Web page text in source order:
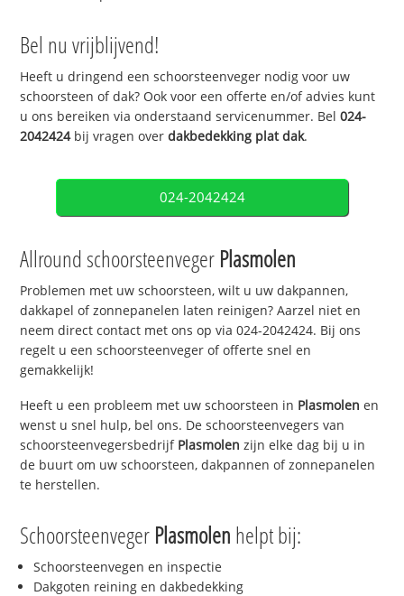
Bel nu vrijblijvend!
Heeft u dringend een schoorsteenveger nodig voor uw
schoorsteen of dak? Ook voor een offerte en/of advies kunt
u ons bereiken via onderstaand servicenummer. Bel024-
2042424bij vragen overdakbedekking plat dak.
024-2042424
Allround schoorsteenveger Plasmolen
Problemen met uw schoorsteen, wilt u uw dakpannen,
dakkapel of zonnepanelen laten reinigen? Aarzel niet en
neem direct contact met ons op via 024-2042424. Bij ons
regelt u een schoorsteenveger of offerte snel en
gemakkelijk!
Heeft u een probleem met uw schoorsteen in Plasmolen en
wenst u snel hulp, bel ons. De schoorsteenvegers van
schoorsteenvegersbedrijf Plasmolen zijn elke dag bij u in
de buurt om uw schoorsteen, dakpannen of zonnepanelen
te herstellen.
Schoorsteenveger Plasmolen helpt bij:
Schoorsteenvegen en inspectie
Dakgoten reining en dakbedekking